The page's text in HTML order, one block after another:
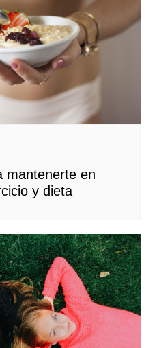
mantenerte en
y dieta